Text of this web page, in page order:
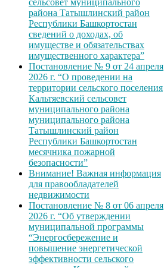
района Татышлинский район
Республики Башкортостан
сведений о доходах, об
имуществе и обязательствах
имущественного характера”
Постановление № 9 от 24 апреля
2026 г. “О проведении на
территории сельского поселения
Кальтяевский сельсовет
муниципального района
муниципального района
Татышлинский район
Республики Башкортостан
месячника пожарной
безопасности”
Внимание! Важная информация
для правообладателей
недвижимости
Постановление № 8 от 06 апреля
2026 г. “Об утверждении
муниципальной программы
“Энергосбережение и
повышение энергетической
эффективности сельского